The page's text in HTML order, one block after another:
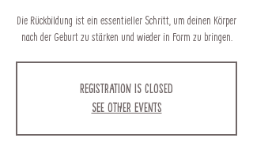
Die Rückbildung ist ein essentieller Schritt, um deinen Körper
nach der Geburt zu stärken und wieder in Form zu bringen.
Registration is closed
See other events